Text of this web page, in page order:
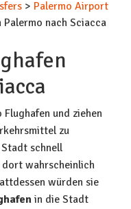
> Palermo Airport
Palermo nach Sciacca
und ziehen
zu
schnell
wahrscheinlich
würden sie
in die Stadt